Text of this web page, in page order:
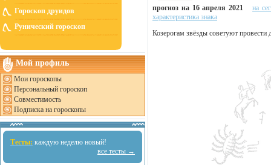
Гороскоп друидов
Рунический гороскоп
Мой профиль
Мои гороскопы
Персональный гороскоп
Совместимость
Подписка на гороскопы
Тесты: каждую неделю новый!
все тесты →
прогноз на 16 апреля 2021
на
характеристика знака
Козерогам звёзды советуют